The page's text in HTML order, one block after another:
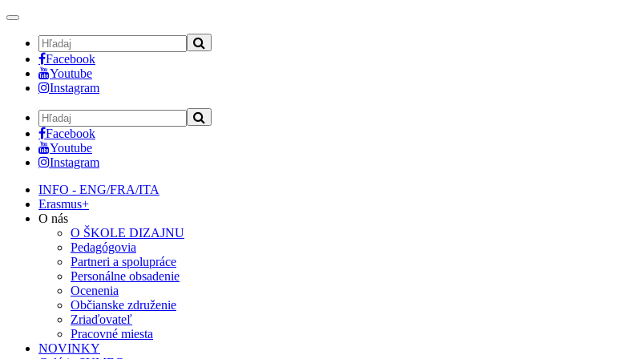
Toggle
navigation
Facebook
Youtube
Instagram
Facebook
Youtube
Instagram
INFO - ENG/FRA/ITA
Erasmus+
O nás
O ŠKOLE DIZAJNU
Pedagógovia
Partneri a spolupráce
Personálne obsadenie
Ocenenia
Občianske združenie
Zriaďovateľ
Pracovné miesta
NOVINKY